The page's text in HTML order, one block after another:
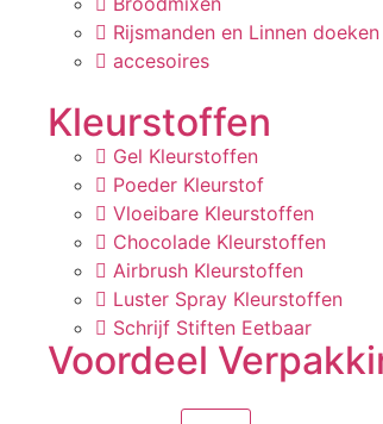
Rijsmanden en Linnen doeken
accesoires
Kleurstoffen
Gel Kleurstoffen
Poeder Kleurstof
Vloeibare Kleurstoffen
Chocolade Kleurstoffen
Airbrush Kleurstoffen
Luster Spray Kleurstoffen
Schrijf Stiften Eetbaar
Voordeel